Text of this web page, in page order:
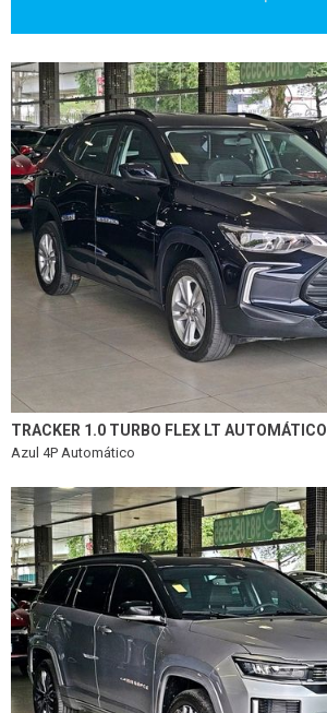
TRACKER 1.0 TURBO FLEX LT AUTOMÁTICO
Azul 4P Automático